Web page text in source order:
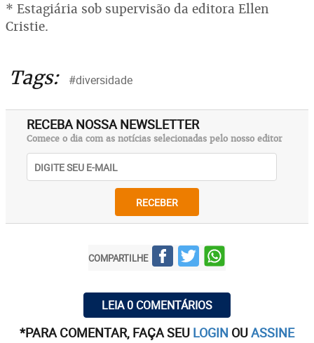
* Estagiária sob supervisão da editora Ellen
Cristie.
Tags: #diversidade
RECEBA NOSSA NEWSLETTER
Comece o dia com as notícias selecionadas pelo nosso editor
RECEBER
COMPARTILHE
LEIA 0 COMENTÁRIOS
*PARA COMENTAR, FAÇA SEU LOGIN OUASSINE